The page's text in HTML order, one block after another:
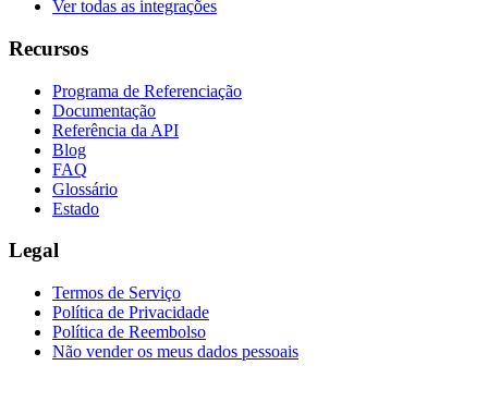
Ver todas as integrações
Recursos
Programa de Referenciação
Documentação
Referência da API
Blog
FAQ
Glossário
Estado
Legal
Termos de Serviço
Política de Privacidade
Política de Reembolso
Não vender os meus dados pessoais